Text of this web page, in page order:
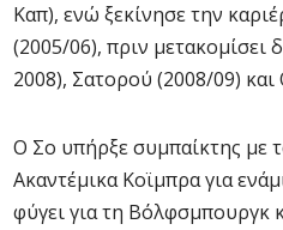
Καπ), ενώ ξεκίνησε την
(2005/06), πριν μετακομίσει
2008), Σατορού (2008/09) και
Ο Σο υπήρξε συμπαίκτης με
Ακαντέμικα Κοϊμπρα για
φύγει για τη Βόλφσμπουργκ